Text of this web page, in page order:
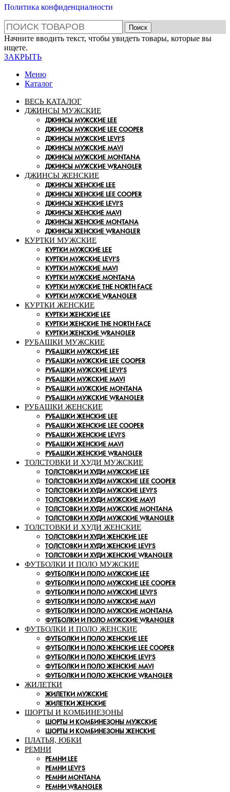
Политика конфиденциалности
Поиск
Начните вводить текст, чтобы увидеть товары, которые вы
ищете.
ЗАКРЫТЬ
Меню
Каталог
ВЕСЬ КАТАЛОГ
ДЖИНСЫ МУЖСКИЕ
ДЖИНСЫ МУЖСКИЕ LEE
ДЖИНСЫ МУЖСКИЕ LEE COOPER
ДЖИНСЫ МУЖСКИЕ LEVI’S
ДЖИНСЫ МУЖСКИЕ MAVI
ДЖИНСЫ МУЖСКИЕ MONTANA
ДЖИНСЫ МУЖСКИЕ WRANGLER
ДЖИНСЫ ЖЕНСКИЕ
ДЖИНСЫ ЖЕНСКИЕ LEE
ДЖИНСЫ ЖЕНСКИЕ LEE COOPER
ДЖИНСЫ ЖЕНСКИЕ LEVI’S
ДЖИНСЫ ЖЕНСКИЕ MAVI
ДЖИНСЫ ЖЕНСКИЕ MONTANA
ДЖИНСЫ ЖЕНСКИЕ WRANGLER
КУРТКИ МУЖСКИЕ
КУРТКИ МУЖСКИЕ LEE
КУРТКИ МУЖСКИЕ LEVI’S
КУРТКИ МУЖСКИЕ MAVI
КУРТКИ МУЖСКИЕ MONTANA
КУРТКИ МУЖСКИЕ THE NORTH FACE
КУРТКИ МУЖСКИЕ WRANGLER
КУРТКИ ЖЕНСКИЕ
КУРТКИ ЖЕНСКИЕ LEE
КУРТКИ ЖЕНСКИЕ THE NORTH FACE
КУРТКИ ЖЕНСКИЕ WRANGLER
РУБАШКИ МУЖСКИЕ
РУБАШКИ МУЖСКИЕ LEE
РУБАШКИ МУЖСКИЕ LEE COOPER
РУБАШКИ МУЖСКИЕ LEVI’S
РУБАШКИ МУЖСКИЕ MAVI
РУБАШКИ МУЖСКИЕ MONTANA
РУБАШКИ МУЖСКИЕ WRANGLER
РУБАШКИ ЖЕНСКИЕ
РУБАШКИ ЖЕНСКИЕ LEE
РУБАШКИ ЖЕНСКИЕ LEE COOPER
РУБАШКИ ЖЕНСКИЕ LEVI’S
РУБАШКИ ЖЕНСКИЕ MAVI
РУБАШКИ ЖЕНСКИЕ WRANGLER
ТОЛСТОВКИ И ХУДИ МУЖСКИЕ
ТОЛСТОВКИ И ХУДИ МУЖСКИЕ LEE
ТОЛСТОВКИ И ХУДИ МУЖСКИЕ LEE COOPER
ТОЛСТОВКИ И ХУДИ МУЖСКИЕ LEVI’S
ТОЛСТОВКИ И ХУДИ МУЖСКИЕ MAVI
ТОЛСТОВКИ И ХУДИ МУЖСКИЕ MONTANA
ТОЛСТОВКИ И ХУДИ МУЖСКИЕ WRANGLER
ТОЛСТОВКИ И ХУДИ ЖЕНСКИЕ
ТОЛСТОВКИ И ХУДИ ЖЕНСКИЕ LEE
ТОЛСТОВКИ И ХУДИ ЖЕНСКИЕ LEVI’S
ТОЛСТОВКИ И ХУДИ ЖЕНСКИЕ WRANGLER
ФУТБОЛКИ И ПОЛО МУЖСКИЕ
ФУТБОЛКИ И ПОЛО МУЖСКИЕ LEE
ФУТБОЛКИ И ПОЛО МУЖСКИЕ LEE COOPER
ФУТБОЛКИ И ПОЛО МУЖСКИЕ LEVI’S
ФУТБОЛКИ И ПОЛО МУЖСКИЕ MAVI
ФУТБОЛКИ И ПОЛО МУЖСКИЕ MONTANA
ФУТБОЛКИ И ПОЛО МУЖСКИЕ WRANGLER
ФУТБОЛКИ И ПОЛО ЖЕНСКИЕ
ФУТБОЛКИ И ПОЛО ЖЕНСКИЕ LEE
ФУТБОЛКИ И ПОЛО ЖЕНСКИЕ LEE COOPER
ФУТБОЛКИ И ПОЛО ЖЕНСКИЕ LEVI’S
ФУТБОЛКИ И ПОЛО ЖЕНСКИЕ MAVI
ФУТБОЛКИ И ПОЛО ЖЕНСКИЕ WRANGLER
ЖИЛЕТКИ
ЖИЛЕТКИ МУЖСКИЕ
ЖИЛЕТКИ ЖЕНСКИЕ
ШОРТЫ И КОМБИНЕЗОНЫ
ШОРТЫ И КОМБИНЕЗОНЫ МУЖСКИЕ
ШОРТЫ И КОМБИНЕЗОНЫ ЖЕНСКИЕ
ПЛАТЬЯ, ЮБКИ
РЕМНИ
РЕМНИ LEE
РЕМНИ LEVI’S
РЕМНИ MONTANA
РЕМНИ WRANGLER